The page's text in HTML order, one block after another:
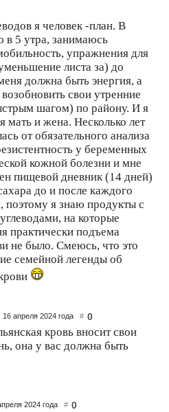
я человек -план. В
в 5 утра, занимаюсь
упражнения для
листа за) до
должна быть энергия, а
свои утренние
шагом) по району. И я
мать и жена. Несколько лет
от обязательного анализа
у беременных
кожной болезни и мне
пищевой дневник (14 дней)
до и после каждого
я знаю продукты с
на которые
практически подъема
не было. Смеюсь, что это
семейной легенды об
16 апреля 2024 года # 0
кровь вносит свои
она у вас должна быть
2024 года # 0